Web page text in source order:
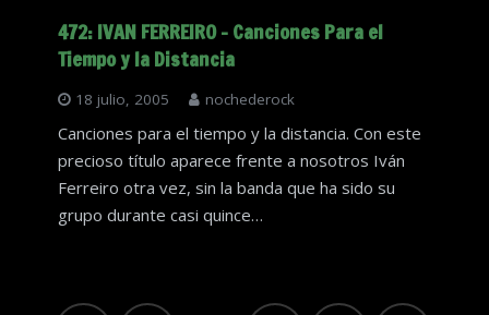
472: IVAN FERREIRO – Canciones Para el
Tiempo y la Distancia
18 julio, 2005 nochederock
Canciones para el tiempo y la distancia. Con este
precioso título aparece frente a nosotros Iván
Ferreiro otra vez, sin la banda que ha sido su
grupo durante casi quince…